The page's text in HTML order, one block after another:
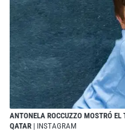
ANTONELA ROCCUZZO MOSTRÓ
QATAR | INSTAGRAM